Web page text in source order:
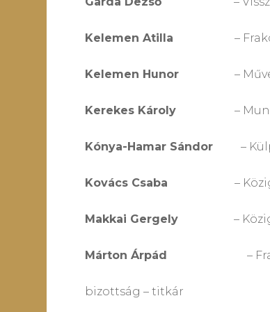
Kelemen Atilla –
Kelemen Hunor –
Kerekes Károly –
Kónya-Hamar Sándor –
Kovács Csaba –
Makkai Gergely –
Márton Árpád –
bizottság – titkár